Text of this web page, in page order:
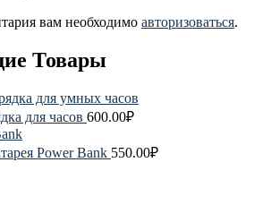
вам необходимо авторизоваться.
Товары
для часов 600.00₽
Power Bank 550.00₽